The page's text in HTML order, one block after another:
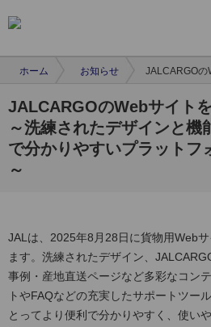
ホーム お知らせ JALCARGOの
JALCARGOのWebサイト
～洗練されたデザインと機
で分かりやすいプラットフ
～
JALは、2025年8月28日に貨物用Web
ます。洗練されたデザイン、
事例・産地直送ページなど多彩なコン
トやFAQなどの充実したサポートツー
とってより便利で分かりやすく、使い